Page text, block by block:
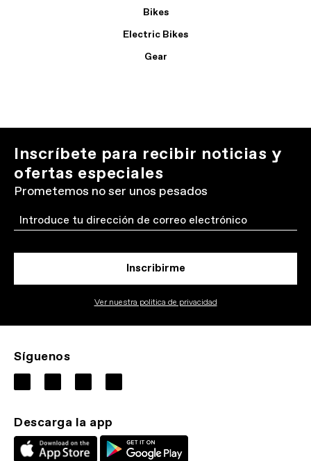
Bikes
Electric Bikes
Gear
Inscríbete para recibir noticias y
ofertas especiales
Prometemos no ser unos pesados
Email
Inscribirme
Ver nuestra politica de privacidad
Síguenos
Descarga la app